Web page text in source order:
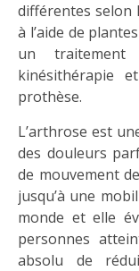
différentes selon
à l’aide de
un
kinésithérapie
prothèse.
L’arthrose est
des douleurs
de mouvement
jusqu’à une
monde et elle
personnes
absolu de